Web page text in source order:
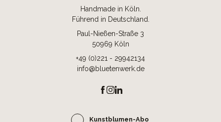
Handmade in Köln.
Führend in Deutschland.
Paul-Nießen-Straße 3
50969 Köln
+49 (0)221 - 29942134
info@bluetenwerk.de
Kunstblumen-Abo